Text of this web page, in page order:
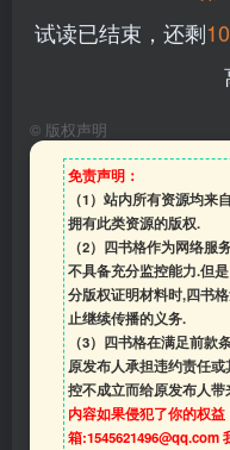
试读已结束，还剩
© 版权声明
免责声明：
（1）站内所有资源均
拥有此类资源的版权.
（2）四书格作为网络服
不具备充分监控能力.但
分版权证明材料时,四书
止继续传播的义务.
（3）四书格在满足前款
原发布人承担违约责任
控不成立而给原发布人
内容如果侵犯了你的权
箱:1545621496@qq.com